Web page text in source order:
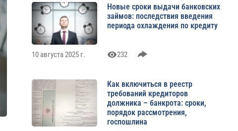
Новые сроки выдачи банковских
займов: последствия введения
периода охлаждения по кредиту
10 августа 2025 г. 232
Как включиться в реестр
требований кредиторов
должника – банкрота: сроки,
порядок рассмотрения,
госпошлина